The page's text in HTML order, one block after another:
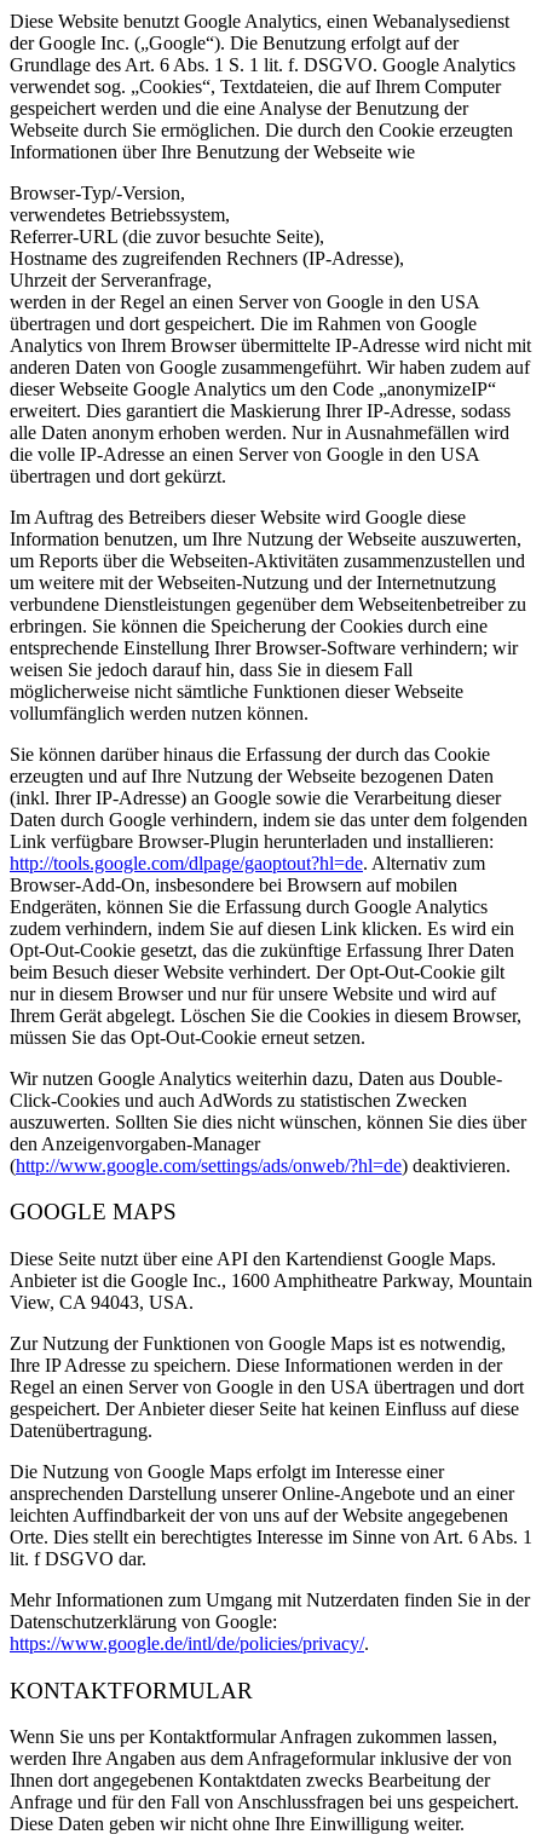
Diese Website benutzt Google Analytics, einen Webanalysedienst
der Google Inc. („Google“). Die Benutzung erfolgt auf der
Grundlage des Art. 6 Abs. 1 S. 1 lit. f. DSGVO. Google Analytics
verwendet sog. „Cookies“, Textdateien, die auf Ihrem Computer
gespeichert werden und die eine Analyse der Benutzung der
Webseite durch Sie ermöglichen. Die durch den Cookie erzeugten
Informationen über Ihre Benutzung der Webseite wie
Browser-Typ/-Version,
verwendetes Betriebssystem,
Referrer-URL (die zuvor besuchte Seite),
Hostname des zugreifenden Rechners (IP-Adresse),
Uhrzeit der Serveranfrage,
werden in der Regel an einen Server von Google in den USA
übertragen und dort gespeichert. Die im Rahmen von Google
Analytics von Ihrem Browser übermittelte IP-Adresse wird nicht mit
anderen Daten von Google zusammengeführt. Wir haben zudem auf
dieser Webseite Google Analytics um den Code „anonymizeIP“
erweitert. Dies garantiert die Maskierung Ihrer IP-Adresse, sodass
alle Daten anonym erhoben werden. Nur in Ausnahmefällen wird
die volle IP-Adresse an einen Server von Google in den USA
übertragen und dort gekürzt.
Im Auftrag des Betreibers dieser Website wird Google diese
Information benutzen, um Ihre Nutzung der Webseite auszuwerten,
um Reports über die Webseiten-Aktivitäten zusammenzustellen und
um weitere mit der Webseiten-Nutzung und der Internetnutzung
verbundene Dienstleistungen gegenüber dem Webseitenbetreiber zu
erbringen. Sie können die Speicherung der Cookies durch eine
entsprechende Einstellung Ihrer Browser-Software verhindern; wir
weisen Sie jedoch darauf hin, dass Sie in diesem Fall
möglicherweise nicht sämtliche Funktionen dieser Webseite
vollumfänglich werden nutzen können.
Sie können darüber hinaus die Erfassung der durch das Cookie
erzeugten und auf Ihre Nutzung der Webseite bezogenen Daten
(inkl. Ihrer IP-Adresse) an Google sowie die Verarbeitung dieser
Daten durch Google verhindern, indem sie das unter dem folgenden
Link verfügbare Browser-Plugin herunterladen und installieren:
http://tools.google.com/dlpage/gaoptout?hl=de. Alternativ zum
Browser-Add-On, insbesondere bei Browsern auf mobilen
Endgeräten, können Sie die Erfassung durch Google Analytics
zudem verhindern, indem Sie auf diesen Link klicken. Es wird ein
Opt-Out-Cookie gesetzt, das die zukünftige Erfassung Ihrer Daten
beim Besuch dieser Website verhindert. Der Opt-Out-Cookie gilt
nur in diesem Browser und nur für unsere Website und wird auf
Ihrem Gerät abgelegt. Löschen Sie die Cookies in diesem Browser,
müssen Sie das Opt-Out-Cookie erneut setzen.
Wir nutzen Google Analytics weiterhin dazu, Daten aus Double-
Click-Cookies und auch AdWords zu statistischen Zwecken
auszuwerten. Sollten Sie dies nicht wünschen, können Sie dies über
den Anzeigenvorgaben-Manager
(http://www.google.com/settings/ads/onweb/?hl=de) deaktivieren.
GOOGLE MAPS
Diese Seite nutzt über eine API den Kartendienst Google Maps.
Anbieter ist die Google Inc., 1600 Amphitheatre Parkway, Mountain
View, CA 94043, USA.
Zur Nutzung der Funktionen von Google Maps ist es notwendig,
Ihre IP Adresse zu speichern. Diese Informationen werden in der
Regel an einen Server von Google in den USA übertragen und dort
gespeichert. Der Anbieter dieser Seite hat keinen Einfluss auf diese
Datenübertragung.
Die Nutzung von Google Maps erfolgt im Interesse einer
ansprechenden Darstellung unserer Online-Angebote und an einer
leichten Auffindbarkeit der von uns auf der Website angegebenen
Orte. Dies stellt ein berechtigtes Interesse im Sinne von Art. 6 Abs. 1
lit. f DSGVO dar.
Mehr Informationen zum Umgang mit Nutzerdaten finden Sie in der
Datenschutzerklärung von Google:
https://www.google.de/intl/de/policies/privacy/.
KONTAKTFORMULAR
Wenn Sie uns per Kontaktformular Anfragen zukommen lassen,
werden Ihre Angaben aus dem Anfrageformular inklusive der von
Ihnen dort angegebenen Kontaktdaten zwecks Bearbeitung der
Anfrage und für den Fall von Anschlussfragen bei uns gespeichert.
Diese Daten geben wir nicht ohne Ihre Einwilligung weiter.